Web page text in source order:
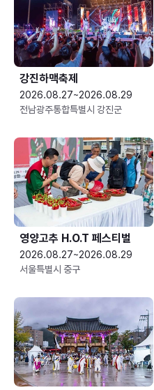
강진하맥축제
2026.08.27~2026.08.29
전남광주통합특별시 강진군
영양고추 H.O.T 페스티벌
2026.08.27~2026.08.29
서울특별시 중구